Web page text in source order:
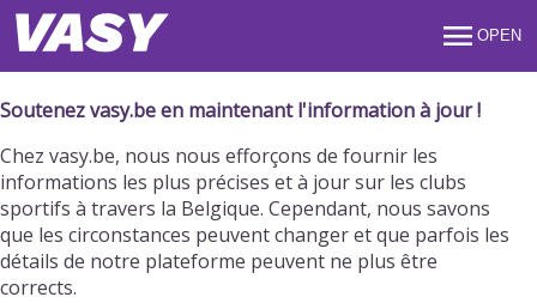
OPEN
Soutenez vasy.be en maintenant l'information à jour !
Chez vasy.be, nous nous efforçons de fournir les
informations les plus précises et à jour sur les clubs
sportifs à travers la Belgique. Cependant, nous savons
que les circonstances peuvent changer et que parfois les
détails de notre plateforme peuvent ne plus être
corrects.